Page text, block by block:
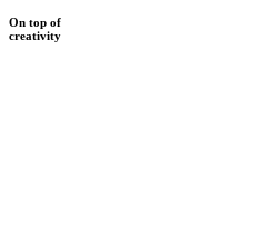
On top of
creativity